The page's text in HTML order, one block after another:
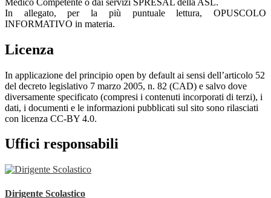
In allegato, per la più puntuale lettura, OPUSCOLO
INFORMATIVO in materia.
Licenza
In applicazione del principio open by default ai sensi dell’articolo 52
del decreto legislativo 7 marzo 2005, n. 82 (CAD) e salvo dove
diversamente specificato (compresi i contenuti incorporati di terzi), i
dati, i documenti e le informazioni pubblicati sul sito sono rilasciati
con licenza CC-BY 4.0.
Uffici responsabili
Dirigente Scolastico